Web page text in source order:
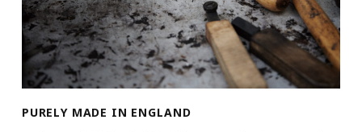
PURELY MADE IN ENGLAND